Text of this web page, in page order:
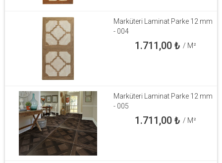
Marküteri Laminat Parke 12 mm
- 004
1.711,00₺ / M²
Marküteri Laminat Parke 12 mm
- 005
1.711,00₺ / M²